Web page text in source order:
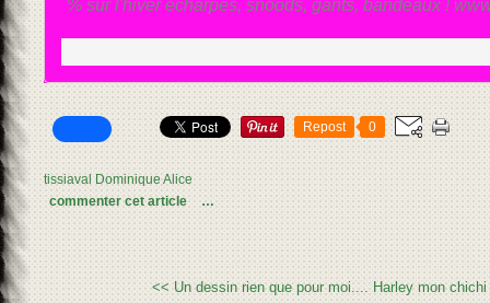
% sur l'hiver écharpes, snoods, gants, bandeaux !
Repost 0
tissiaval Dominique Alice
commenter cet article
…
<< Un dessin rien que pour moi.... Harley mon